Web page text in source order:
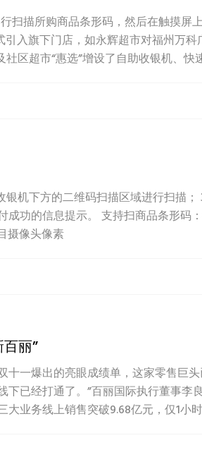
扫描所购商品条形码，然后在触摸
入旗下门店，如永辉超市对福州万
区超市“惠选”增设了自助收银机、快
机下方的二维码扫描区域进行扫描
功的信息提示。 支持扫商品条形
摄像头像素
丽”
一爆出的亮眼成绩单，这家零售巨
下已经打通了。”百丽国际执行董事
业务线上销售突破9.68亿元，仅1小